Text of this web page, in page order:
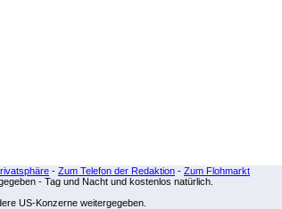
- Zum Telefon der Redaktion - Zum Flohmarkt
- Tag und Nacht und kostenlos natürlich.
US-Konzerne weitergegeben.